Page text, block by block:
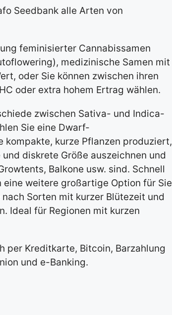
Seedbank alle Arten von
feminisierter Cannabissamen
medizinische Samen mit
oder Sie können zwischen ihren
oder extra hohem Ertrag wählen.
zwischen Sativa- und Indica-
Sie eine Dwarf-
kompakte, kurze Pflanzen produziert,
diskrete Größe auszeichnen und
Balkone usw. sind. Schnell
eine weitere großartige Option für Sie
Sorten mit kurzer Blütezeit und
Ideal für Regionen mit kurzen
per Kreditkarte, Bitcoin, Barzahlung
und е-Banking.